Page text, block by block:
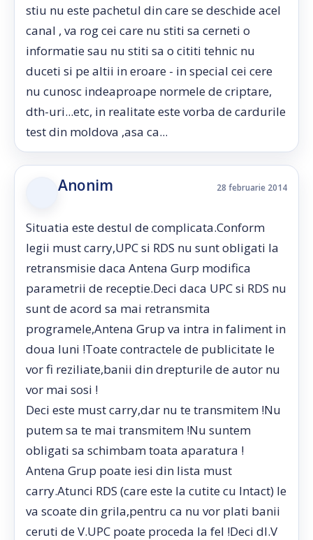
stiu nu este pachetul din care se deschide acel
canal , va rog cei care nu stiti sa cerneti o
informatie sau nu stiti sa o cititi tehnic nu
duceti si pe altii in eroare - in special cei cere
nu cunosc indeaproape normele de criptare,
dth-uri...etc, in realitate este vorba de cardurile
test din moldova ,asa ca...
Anonim 28 februarie 2014
Situatia este destul de complicata.Conform
legii must carry,UPC si RDS nu sunt obligati la
retransmisie daca Antena Gurp modifica
parametrii de receptie.Deci daca UPC si RDS nu
sunt de acord sa mai retransmita
programele,Antena Grup va intra in faliment in
doua luni !Toate contractele de publicitate le
vor fi reziliate,banii din drepturile de autor nu
vor mai sosi !
Deci este must carry,dar nu te transmitem !Nu
putem sa te mai transmitem !Nu suntem
obligati sa schimbam toata aparatura !
Antena Grup poate iesi din lista must
carry.Atunci RDS (care este la cutite cu Intact) le
va scoate din grila,pentru ca nu vor plati banii
ceruti de V.UPC poate proceda la fel !Deci dl.V